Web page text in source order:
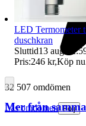
32 507 omdömen
Läs omdömen Följ
LED Termometer
duschkran
Sluttid13 aug
Pris:246 kr,Köp nu
Mer från